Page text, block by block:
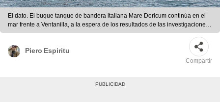
El dato. El buque tanque de bandera italiana Mare Doricum continúa en el
mar frente a Ventanilla, a la espera de los resultados de las investigaciones.
Foto: difusión
Piero Espiritu
Compartir